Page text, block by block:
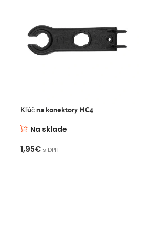
Kľúč na konektory MC4
Na sklade
1,95€ s DPH